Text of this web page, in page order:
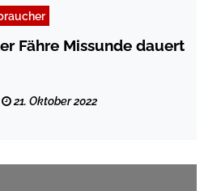
Fähre Missunde dauert
21. Oktober 2022